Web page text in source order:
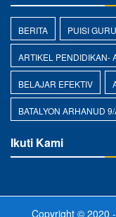
BERITA PUISI GURU
ARTIKEL PENDIDIKAN-
BELAJAR EFEKTIV
BATALYON ARHANUD 9/
Ikuti Kami
Copyright © 2020